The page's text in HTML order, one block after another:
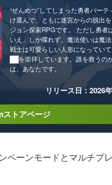
“ぜんめつ”してしまった勇者パー
け選んで、ともに迷宮からの脱出
ジョン探索RPGです。 ただし勇者
いえ」しか喋れず、魔法使いは魔法
戦士は可愛らしい人形になってい
██を崇拝しています。誰を救うの
は、あなたです。
リリース日：2026
ストアページ
ペーンモードとマルチプ